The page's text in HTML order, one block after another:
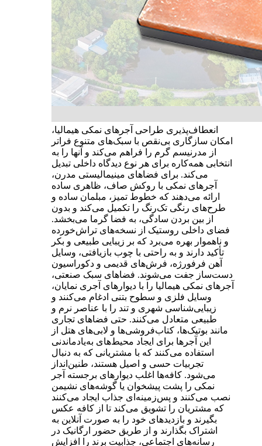
انعطاف‌پذیری طراحی آجرهای نمکی هیمالیا،
امکان سازگاری بی‌نقص با سبک‌های متنوع فراتر
از مدرنیسم گرم را فراهم می‌کند و آنها را به
انتخابی همه‌کاره برای هر نوع دیدگاه داخلی تبدیل
می‌کند. برای فضاهای مینیمالیستی مدرن،
آجرهای نمکی با روکش صاف، ظاهری ساده
ارائه می‌دهند که خطوط تمیز، مبلمان ساده و
طرح‌های رنگی تک‌رنگ را تکمیل می‌کند و بدون
از بین بردن سادگی، به فضا گرما می‌بخشد.
فضای داخلی روستیک از نسخه‌های تراش‌خورده
و ناهموار بهره می‌برد که بر زیبایی طبیعی و بکر
تأکید دارند و به راحتی با چوب بازیافتی، وسایل
آهن فرفورژه، فرش‌های قدیمی و دکوراسیون
دست‌ساز جفت می‌شوند. فضاهای سبک صنعتی،
آجرهای نمکی هیمالیا را با دیوارهای آجری نمایان،
وسایل فلزی و سطوح بتنی ادغام می‌کنند و
زیبایی‌شناسی شهری و تند را با عناصر نرم و
طبیعی متعادل می‌کنند. حتی فضاهای تجاری
مانند بوتیک‌ها، کتاب‌فروشی‌ها و لابی‌های هتل از
این آجرها برای ایجاد محیط‌های به‌یادماندنی
استفاده می‌کنند که با مشتریانی که به دنبال
تجربیات حسی و اصیل هستند، طنین‌انداز
می‌شود. کافه‌ها اغلب دیوارهای برجسته آجر
نمکی را پشت پیشخوان یا گوشه‌های نشیمن
نصب می‌کنند و پس‌زمینه‌ای جذاب ایجاد می‌کنند
که مشتریان را تشویق می‌کند تا از کافه عکس
بگیرند و بازدیدهای خود را به صورت آنلاین به
اشتراک بگذارند و از طریق حضور ارگانیک در
رسانه‌های اجتماعی، جذابیت برند را افزایش